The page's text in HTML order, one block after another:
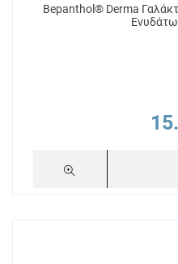
Bepanthol® Derma